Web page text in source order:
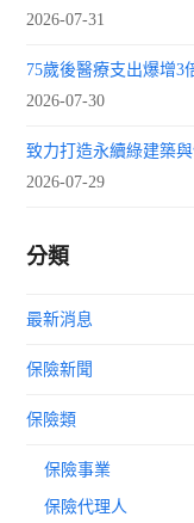
2026-07-31
75歲後醫療支出爆增3
2026-07-30
致力打造永續綠建築
2026-07-29
分類
最新消息
保險新聞
保險類
保險事業
保險代理人